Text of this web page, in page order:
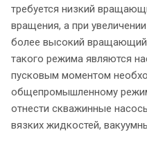
требуется низкий
вращения, а при
более высокий
такого режима являются
пусковым моментом
общепромышленному
отнести скважинные
вязких жидкостей,